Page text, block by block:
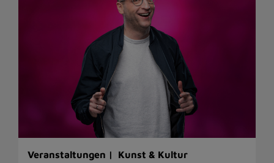
Veranstaltungen | Kunst & Kultur